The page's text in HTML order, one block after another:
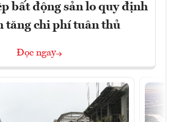
bất động sản lo quy định
tăng chi phí tuân thủ
Đọc ngay